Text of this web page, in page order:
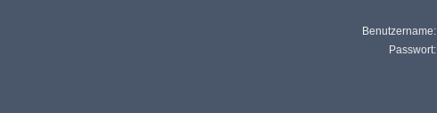
Benutzername:
Passwort: